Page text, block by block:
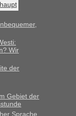
Wir
der
Gebiet der
Sprache